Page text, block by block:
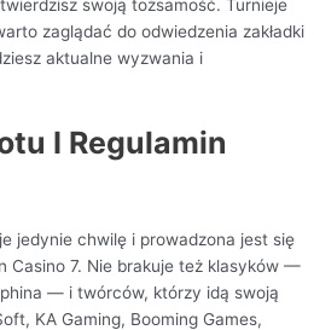
swoją tożsamość. Turnieje
zaglądać do odwiedzenia zakładki
aktualne wyzwania i
I Regulamin
jedynie chwilę i prowadzona jest się
Casino 7. Nie brakuje też klasyków —
— i twórców, którzy idą swoją
KA Gaming, Booming Games,